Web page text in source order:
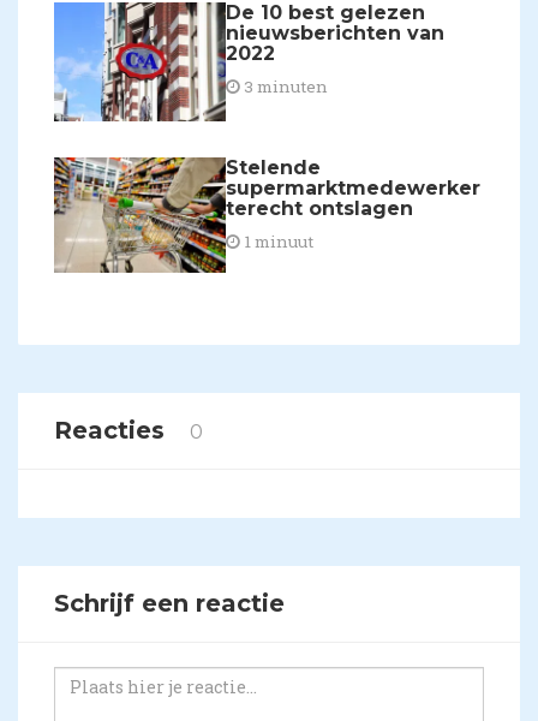
De 10 best gelezen
nieuwsberichten van
2022
3 minuten
Stelende
supermarktmedewerker
terecht ontslagen
1 minuut
Reacties 0
Schrijf een reactie